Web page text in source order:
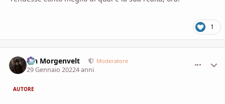
1
Ian Morgenvelt Moderatore
29 Gennaio 20224 anni
AUTORE